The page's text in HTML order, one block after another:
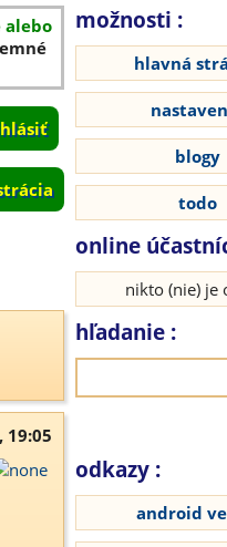
alebo
19:05
možnosti :
hlavná
blogy
todo
online
nikto (nie) je
hľadanie :
odkazy :
android